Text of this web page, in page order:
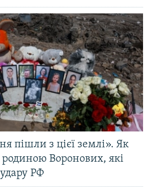
пішли з цієї землі». Як
Воронових, які
РФ